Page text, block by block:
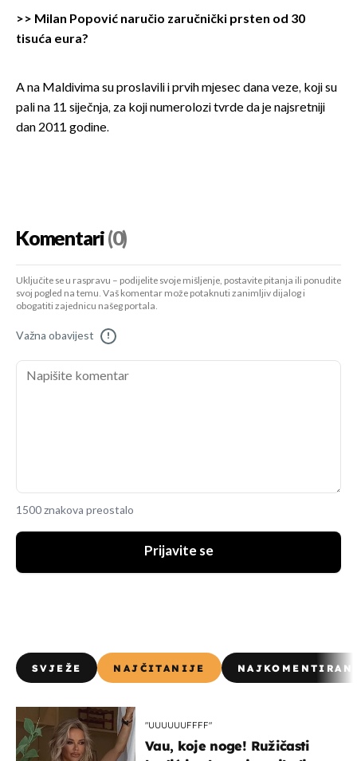
>> Milan Popović naručio zaručnički prsten od 30
tisuća eura?
A na Maldivima su proslavili i prvih mjesec dana veze, koji su
pali na 11. siječnja, za koji numerolozi tvrde da je najsretniji
dan 2011. godine.
Komentari(0)
Uključite se u raspravu – podijelite svoje mišljenje, postavite pitanja ili ponudite
svoj pogled na temu. Vaš komentar može potaknuti zanimljiv dijalog i
obogatiti zajednicu našeg portala.
Važna obavijest !
1500 znakova preostalo
Prijavite se
SVJEŽE NAJČITANIJE
"UUUUUUFFFF"
Vau, koje noge! Ružičasti